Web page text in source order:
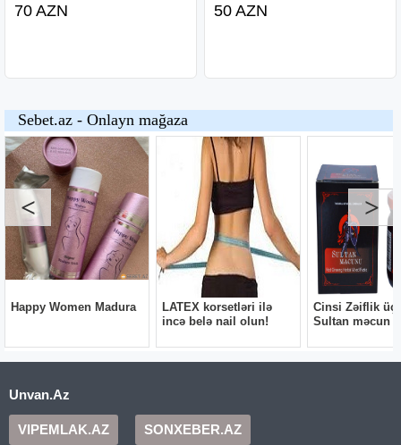
70 AZN 50 AZN
Unvan.Az
VIPEMLAK.AZ SONXEBER.AZ